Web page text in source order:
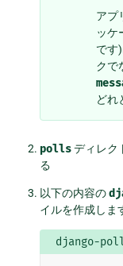
アプ
ッケ
です
クで
どれ
pollsディレク
る
以下の内容の
イルを作成しま
django-